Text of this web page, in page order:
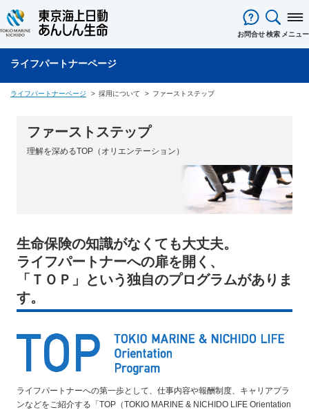
お問合せ検索 メニュー
ライフパートナーについて
ライフパートナーとは
東京海上グループの強み
研修制度
表彰制度
支社一覧
採用に関するお問い合わせ
保険用語集
東京海上ホールディングス
ライフパートナーページ
ライフパートナーページ 採用について ファーストステップ
ファーストステップ
理解を深めるTOP（オリエンテーション）
生命保険の知識がなくても大丈夫。
ライフパートナーへの扉を開く、
「ＴＯＰ」という独自のプログラムがありま
す。
ライフパートナーへの第一歩として、仕事内容や報酬制度、キャリアプラ
ンなどをご紹介する「TOP（TOKIO MARINE & NICHIDO LIFE Orientation